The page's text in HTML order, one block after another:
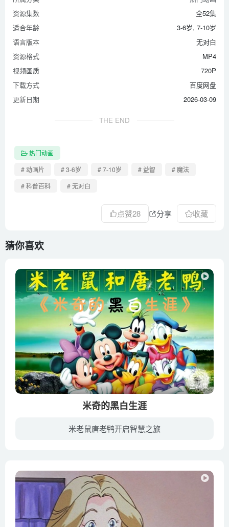
资源集数
全52集
适合年龄
3-6岁, 7-10岁
语言版本
无对白
资源格式
MP4
视频画质
720P
下载方式
百度网盘
更新日期
2026-03-09
THE END
热门动画
# 动画片
# 3-6岁 # 7-10岁 # 益智
# 魔法
# 科普百科
# 无对白
点赞28 分享 收藏
猜你喜欢
全74集
米奇的黑白生涯
米老鼠唐老鸭开启智慧之旅